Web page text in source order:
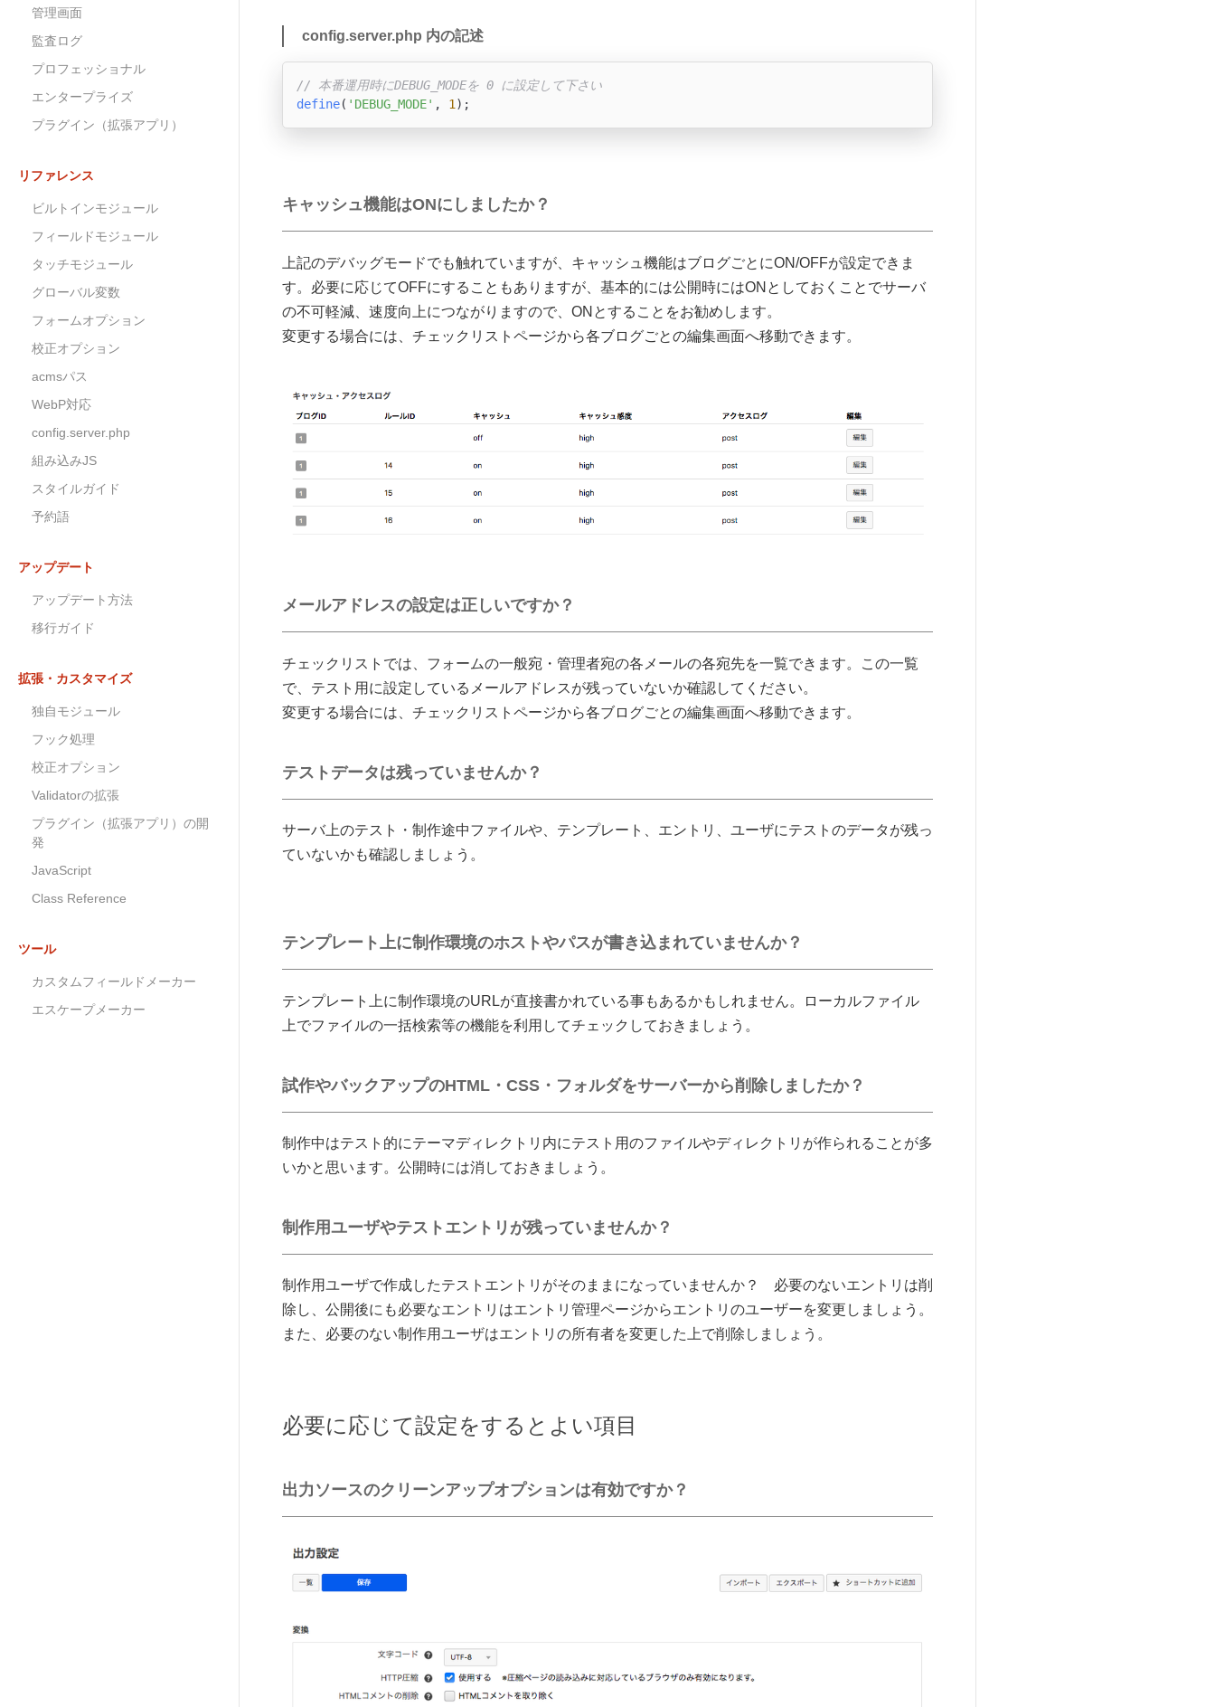
config.server.php 内の記述
// 本番運用時にDEBUG_MODEを 0 に設定して下さい
define( 'DEBUG_MODE' , 1);
キャッシュ機能はONにしましたか？
上記のデバッグモードでも触れていますが、キャッシュ機能はブログごとにON/OFFが設定できま
す。必要に応じてOFFにすることもありますが、基本的には公開時にはONとしておくことでサーバ
の不可軽減、速度向上につながりますので、ONとすることをお勧めします。
変更する場合には、チェックリストページから各ブログごとの編集画面へ移動できます。
メールアドレスの設定は正しいですか？
チェックリストでは、フォームの一般宛・管理者宛の各メールの各宛先を一覧できます。この一覧
で、テスト用に設定しているメールアドレスが残っていないか確認してください。
変更する場合には、チェックリストページから各ブログごとの編集画面へ移動できます。
テストデータは残っていませんか？
サーバ上のテスト・制作途中ファイルや、テンプレート、エントリ、ユーザにテストのデータが残っ
ていないかも確認しましょう。
テンプレート上に制作環境のホストやパスが書き込まれていませんか？
テンプレート上に制作環境のURLが直接書かれている事もあるかもしれません。ローカルファイル
上でファイルの一括検索等の機能を利用してチェックしておきましょう。
試作やバックアップのHTML・CSS・フォルダをサーバーから削除しましたか？
制作中はテスト的にテーマディレクトリ内にテスト用のファイルやディレクトリが作られることが多
いかと思います。公開時には消しておきましょう。
制作用ユーザやテストエントリが残っていませんか？
制作用ユーザで作成したテストエントリがそのままになっていませんか？ 必要のないエントリは削
除し、公開後にも必要なエントリはエントリ管理ページからエントリのユーザーを変更しましょう。
また、必要のない制作用ユーザはエントリの所有者を変更した上で削除しましょう。
必要に応じて設定をするとよい項目
出力ソースのクリーンアップオプションは有効ですか？
管理画面
監査ログ
プロフェッショナル
エンタープライズ
プラグイン（拡張アプリ）
リファレンス
ビルトインモジュール
フィールドモジュール
タッチモジュール
グローバル変数
フォームオプション
校正オプション
acmsパス
WebP対応
config.server.php
組み込みJS
スタイルガイド
予約語
アップデート
アップデート方法
移行ガイド
拡張・カスタマイズ
独自モジュール
フック処理
校正オプション
Validatorの拡張
プラグイン（拡張アプリ）の開
発
JavaScript
Class Reference
ツール
カスタムフィールドメーカー
エスケープメーカー